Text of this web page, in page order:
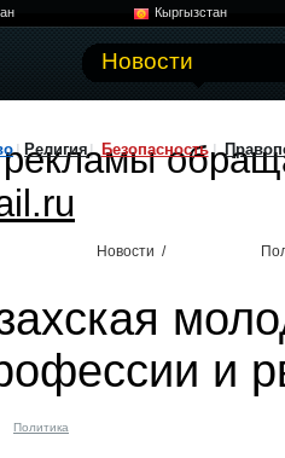
Кыргызстан
Новости
Религия Безопасность
Новости /
и
Политика